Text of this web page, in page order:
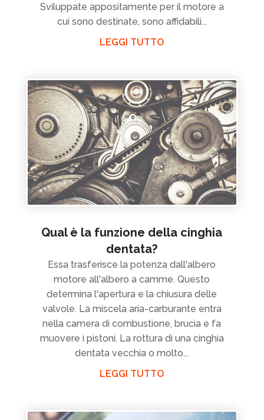
Sviluppate appositamente per il motore a
cui sono destinate, sono affidabili...
LEGGI TUTTO
Qual è la funzione della cinghia
dentata?
Essa trasferisce la potenza dall'albero
motore all'albero a camme. Questo
determina l'apertura e la chiusura delle
valvole. La miscela aria-carburante entra
nella camera di combustione, brucia e fa
muovere i pistoni. La rottura di una cinghia
dentata vecchia o molto...
LEGGI TUTTO